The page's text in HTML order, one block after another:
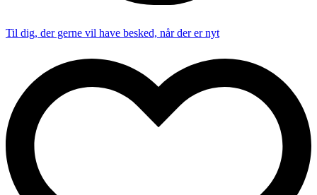
Til dig, der gerne vil have besked, når der er nyt